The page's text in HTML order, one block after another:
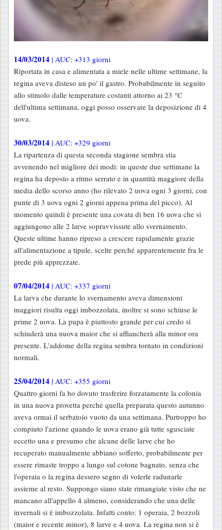
14/03/2014 | AUC: +313 giorni
Riportata in casa e alimentata a miele nelle ultime settimane, la
regina aveva disteso un po' il gastro. Probabilmente in seguito
allo stimolo dalle temperature costanti attorno ai 23 °C
dell'ultima settimana, oggi posso osservare la deposizione di 4
uova.
30/03/2014 | AUC: +329 giorni
La ripartenza di questa seconda stagione sembra stia
avvenendo nel migliore dei modi: in queste due settimane la
regina ha deposto a ritmo serrato e in quantità maggiore della
media dello scorso anno (ho rilevato 2 uova ogni 3 giorni, con
punte di 3 uova ogni 2 giorni appena prima del picco). Al
momento quindi è presente una covata di ben 16 uova che si
aggiungono alle 2 larve sopravvissute allo svernamento.
Queste ultime hanno ripreso a crescere rapidamente grazie
all'alimentazione a tipule, scelte perché apparentemente fra le
prede più apprezzate.
07/04/2014 | AUC: +337 giorni
La larva che durante lo svernamento aveva dimensioni
maggiori risulta oggi imbozzolata, inoltre si sono schiuse le
prime 2 uova. La pupa è piuttosto grande per cui credo si
schiuderà una nuova maior che si affiancherà alla minor ora
presente. L'addome della regina sembra tornato in condizioni
normali.
25/04/2014 | AUC: +355 giorni
Quattro giorni fa ho dovuto trasferire forzatamente la colonia
in una nuova provetta perché quella preparata questo autunno
aveva ormai il serbatoio vuoto da una settimana. Purtroppo ho
compiuto l'azione quando le uova erano già tutte sgusciate
eccetto una e presumo che alcune delle larve che ho
recuperato manualmente abbiano sofferto, probabilmente per
essere rimaste troppo a lungo sul cotone bagnato, senza che
l'operaia o la regina dessero segno di volerle radunarle
assieme al resto. Suppongo siano state rimangiate visto che ne
mancano all'appello 4 almeno, considerando che una delle
invernali si è imbozzolata. Infatti conto: 1 operaia, 2 bozzoli
(maior e recente minor), 8 larve e 4 uova. La regina non si è